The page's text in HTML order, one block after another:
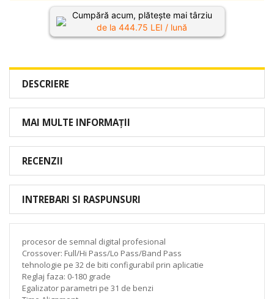
Cumpără acum, plătește mai târziu
de la 444.75 LEI / lună
DESCRIERE
MAI MULTE INFORMAȚII
RECENZII
INTREBARI SI RASPUNSURI
procesor de semnal digital profesional
Crossover: Full/Hi Pass/Lo Pass/Band Pass
tehnologie pe 32 de biti configurabil prin aplicatie
Reglaj faza: 0-180 grade
Egalizator parametri pe 31 de benzi